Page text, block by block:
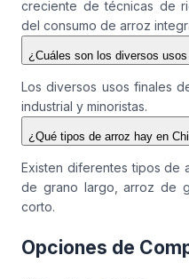
creciente de técnicas de
del consumo de arroz
¿Cuáles son los diversos
Los diversos usos finales
industrial y minoristas.
¿Qué tipos de arroz hay en
Existen diferentes tipos de
de grano largo, arroz de
corto.
Opciones de